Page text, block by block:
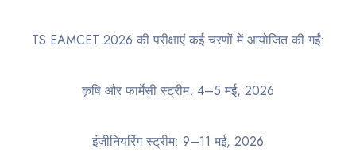
TS EAMCET 2026 की परीक्षाएं कई चरणों में आयोजित की गईं:
कृषि और फार्मेसी स्ट्रीम: 4–5 मई, 2026
इंजीनियरिंग स्ट्रीम: 9–11 मई, 2026